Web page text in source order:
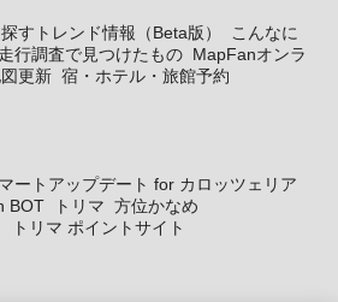
すトレンド情報（Beta版）
こんなに
行調査で見つけたもの MapFanオンラ
更新 宿・ホテル・旅館予約
ートアップデート for カロッツェリア
BOT トリマ 方位かなめ
トリマ ポイントサイト